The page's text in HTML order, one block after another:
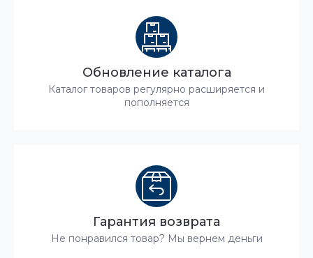
Обновление каталога
Каталог товаров регулярно расширяется и
пополняется
Гарантия возврата
Не понравился товар? Мы вернем деньги